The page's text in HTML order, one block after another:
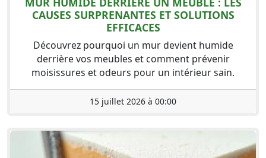
CAUSES SURPRENANTES ET SOLUTIONS
EFFICACES
Découvrez pourquoi un mur devient humide
derrière vos meubles et comment prévenir
moisissures et odeurs pour un intérieur sain.
15 juillet 2026 à 00:00